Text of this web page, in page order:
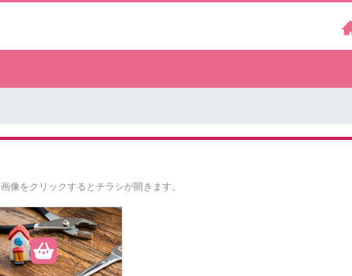
画像をクリックするとチラシが開きます。